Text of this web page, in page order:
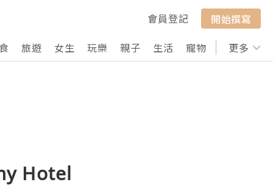
會員登記
開始撰寫
旅遊 女生 玩樂 親子 生活 寵物 行山 打卡
更多
Hotel